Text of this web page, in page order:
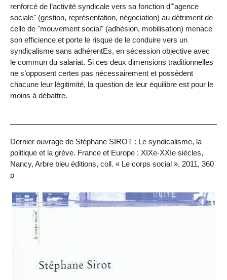
renforcé de l’activité syndicale vers sa fonction d’"agence
sociale" (gestion, représentation, négociation) au détriment de
celle de "mouvement social" (adhésion, mobilisation) menace
son efficience et porte le risque de le conduire vers un
syndicalisme sans adhérentEs, en sécession objective avec
le commun du salariat. Si ces deux dimensions traditionnelles
ne s’opposent certes pas nécessairement et possèdent
chacune leur légitimité, la question de leur équilibre est pour le
moins à débattre.
Dernier ouvrage de Stéphane SIROT : Le syndicalisme, la
politique et la grève. France et Europe : XIXe-XXIe siècles,
Nancy, Arbre bleu éditions, coll. « Le corps social », 2011, 360
p